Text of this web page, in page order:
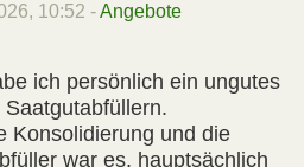
10:52 -Angebote
ich persönlich ein ungutes
Konsolidierung und die
war es, hauptsächlich